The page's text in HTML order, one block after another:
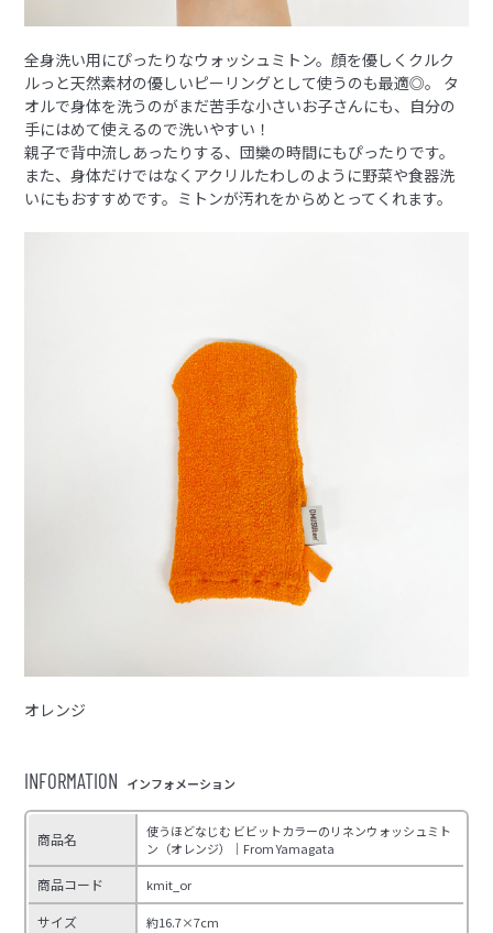
全身洗い用にぴったりなウォッシュミトン。顔を優しくクルク
ルっと天然素材の優しいピーリングとして使うのも最適◎。 タ
オルで身体を洗うのがまだ苦手な小さいお子さんにも、自分の
手にはめて使えるので洗いやすい！
親子で背中流しあったりする、団欒の時間にもぴったりです。
また、身体だけではなくアクリルたわしのように野菜や食器洗
いにもおすすめです。ミトンが汚れをからめとってくれます。
オレンジ
INFORMATION インフォメーション
商品名
使うほどなじむ ビビットカラーのリネンウォッシュミト
ン（オレンジ）｜From Yamagata
商品コード kmit_or
サイズ 約16.7×7cm